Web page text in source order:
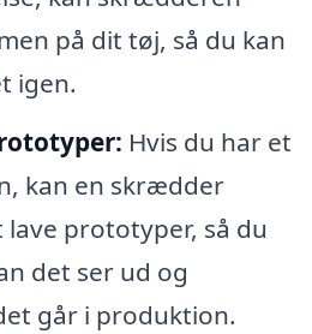
på dit tøj, så du kan
igen.
Hvis du har et
kan en skrædder
prototyper, så du
det ser ud og
går i produktion.